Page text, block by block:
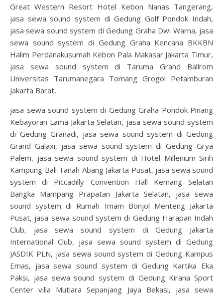
Great Western Resort Hotel Kebon Nanas Tangerang,
jasa sewa sound system di Gedung Golf Pondok Indah,
jasa sewa sound system di Gedung Graha Dwi Warna, jasa
sewa sound system di Gedung Graha Kencana BKKBN
Halim Perdanakusumah Kebon Pala Makasar Jakarta Timur,
jasa sewa sound system di Taruma Grand Ballrom
Universitas Tarumanegara Tomang Grogol Petamburan
Jakarta Barat,
jasa sewa sound system di Gedung Graha Pondok Pinang
Kebayoran Lama Jakarta Selatan, jasa sewa sound system
di Gedung Granadi, jasa sewa sound system di Gedung
Grand Galaxi, jasa sewa sound system di Gedung Grya
Palem, jasa sewa sound system di Hotel Millenium Sirih
Kampung Bali Tanah Abang Jakarta Pusat, jasa sewa sound
system di Piccadilly Convention Hall Kemang Selatan
Bangka Mampang Prapatan Jakarta Selatan, jasa sewa
sound system di Rumah Imam Bonjol Menteng Jakarta
Pusat, jasa sewa sound system di Gedung Harapan Indah
Club, jasa sewa sound system di Gedung Jakarta
International Club, jasa sewa sound system di Gedung
JASDIK PLN, jasa sewa sound system di Gedung Kampus
Emas, jasa sewa sound system di Gedung Kartika Eka
Paksi, jasa sewa sound system di Gedung Kirana Sport
Center villa Mutiara Sepanjang Jaya Bekasi, jasa sewa